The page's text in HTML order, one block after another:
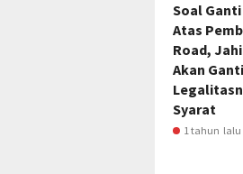
Soal
Atas
Road,
Akan
Syarat
1 tahun lalu